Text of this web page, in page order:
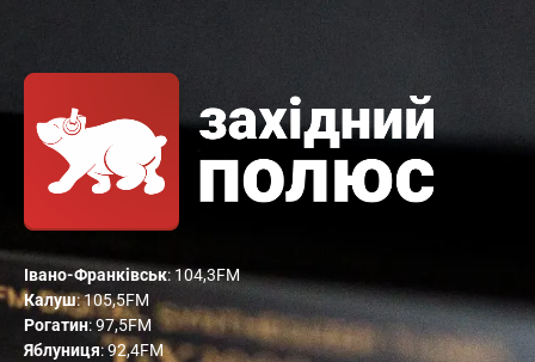
Івано-Франківськ: 104,3FM
Калуш: 105,5FM
Рогатин: 97,5FM
Яблуниця: 92,4FM